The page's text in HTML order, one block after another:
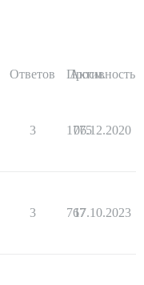
Ответов Просм.
Активность
3 1775
06.12.2020
3 767
17.10.2023